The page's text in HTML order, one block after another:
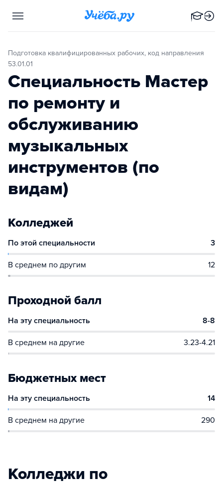
Подготовка квалифицированных рабочих, код направления
53.01.01
Специальность Мастер
по ремонту и
обслуживанию
музыкальных
инструментов (по
видам)
Колледжей
По этой специальности 3
В среднем по другим 12
Проходной балл
На эту специальность 8-8
В среднем на другие 3.23-4.21
Бюджетных мест
На эту специальность 14
В среднем на другие 290
Колледжи по